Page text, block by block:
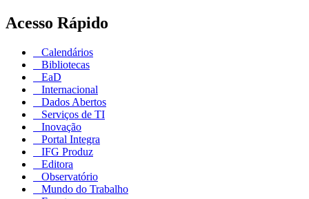
Acesso Rápido
Calendários
Bibliotecas
EaD
Internacional
Dados Abertos
Serviços de TI
Inovação
Portal Integra
IFG Produz
Editora
Observatório
Mundo do Trabalho